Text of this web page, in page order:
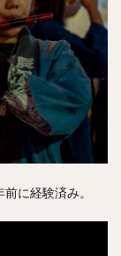
に経験済み。